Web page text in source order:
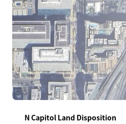
N Capitol Land Disposition